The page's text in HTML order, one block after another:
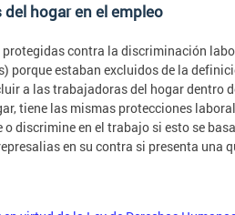
hogar en el empleo
contra la discriminación
porque estaban excluidos de la
a las trabajadoras del hogar dentro
tiene las mismas protecciones
discrimine en el trabajo si esto se
en su contra si presenta una